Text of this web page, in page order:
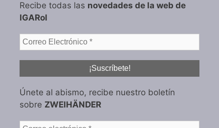
Recibe todas las novedades de la web de
IGARol
Únete al abismo, recibe nuestro boletín
sobre ZWEIHÄNDER